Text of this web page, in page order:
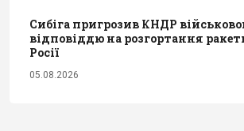
Сибіга пригрозив КНДР
відповіддю на розгортання
Росії
05.08.2026